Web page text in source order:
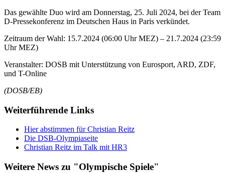
Das gewählte Duo wird am Donnerstag, 25. Juli 2024, bei der Team
D-Pressekonferenz im Deutschen Haus in Paris verkündet.
Zeitraum der Wahl: 15.7.2024 (06:00 Uhr MEZ) – 21.7.2024 (23:59
Uhr MEZ)
Veranstalter: DOSB mit Unterstützung von Eurosport, ARD, ZDF,
und T-​Online
(DOSB/EB)
Weiterführende Links
Hier abstimmen für Christian Reitz
Die DSB-Olympiaseite
Christian Reitz im Talk mit HR3
Weitere News zu "Olympische Spiele"